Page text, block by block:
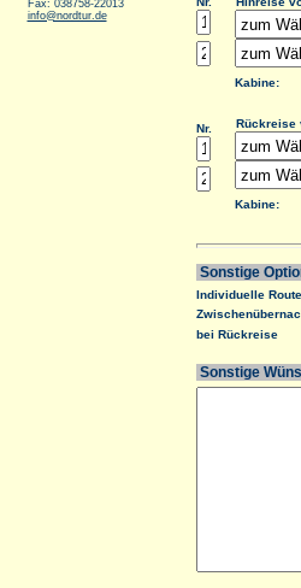
Fax: 038758-22013
info@nordtur.de
Nr.
Kabine:
Rückreise
Kabine:
Sonstige
Individuelle
bei Rückreise
Sonstige